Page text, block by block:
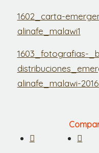
1602_carta-
alinafe_malawi1
1603_fotografias-
alinafe_malawi-